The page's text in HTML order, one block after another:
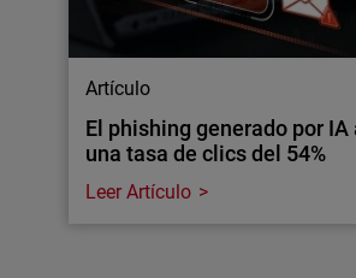
Artículo
El phishing generado por IA
una tasa de clics del 54%
Leer Artículo